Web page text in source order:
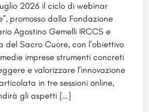
2026 il ciclo di webinar
promosso dalla Fondazione
Agostino Gemelli IRCCS e
del Sacro Cuore, con l’obiettivo
imprese strumenti concreti
e valorizzare l’innovazione
in tre sessioni online,
gli aspetti […]